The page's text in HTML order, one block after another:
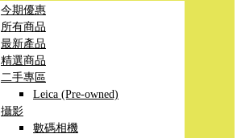
今期優惠
所有商品
最新產品
精選商品
二手專區
Leica (Pre-owned)
攝影
數碼相機